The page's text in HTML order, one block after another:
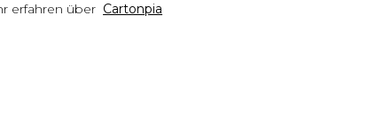
erfahren über Cartonpia